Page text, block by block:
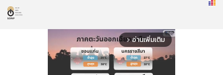
arrow_forward_ios อ่านเพิ่มเติม